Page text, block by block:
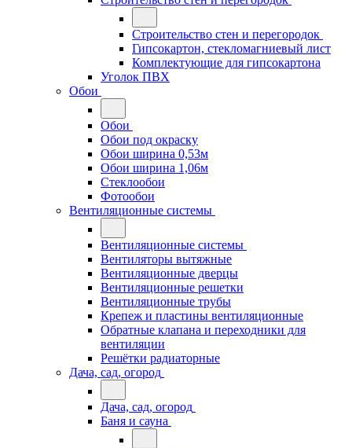
Строительство стен и перегородок
Гипсокартон, стекломагниевый лист
Комплектующие для гипсокартона
Уголок ПВХ
Обои
Обои
Обои под окраску
Обои ширина 0,53м
Обои ширина 1,06м
Стеклообои
Фотообои
Вентиляционные системы
Вентиляционные системы
Вентиляторы вытяжные
Вентиляционные дверцы
Вентиляционные решетки
Вентиляционные трубы
Крепеж и пластины вентиляционные
Обратные клапана и переходники для
вентиляции
Решётки радиаторные
Дача, сад, огород
Дача, сад, огород
Баня и сауна